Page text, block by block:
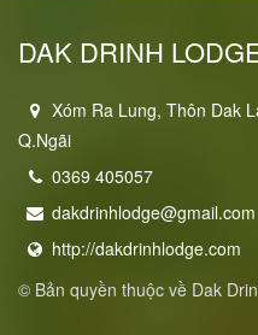
DAK DRINH
Xóm Ra Lung, Thôn Dak
Q.Ngãi
0369 405057
dakdrinhlodge@gmail.com
http://dakdrinhlodge.com
© Bản quyền thuộc về Dak